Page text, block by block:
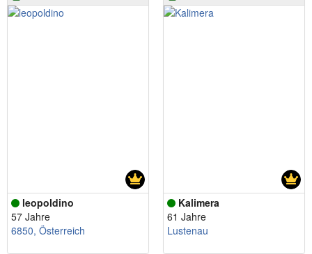
leopoldino
57 Jahre
6850, Österreich
Kalimera
61 Jahre
Lustenau